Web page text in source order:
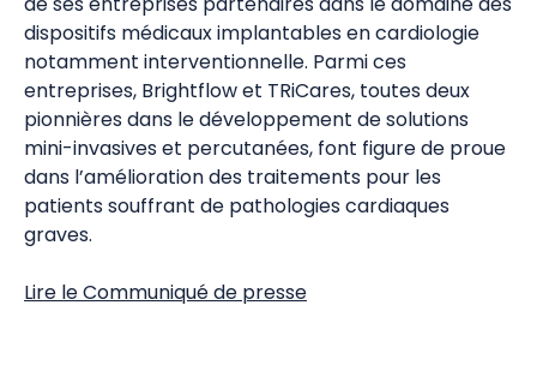
dispositifs médicaux implantables en cardiologie
notamment interventionnelle. Parmi ces
entreprises, Brightflow et TRiCares, toutes deux
pionnières dans le développement de solutions
mini-invasives et percutanées, font figure de proue
dans l’amélioration des traitements pour les
patients souffrant de pathologies cardiaques
graves.
Lire le Communiqué de presse